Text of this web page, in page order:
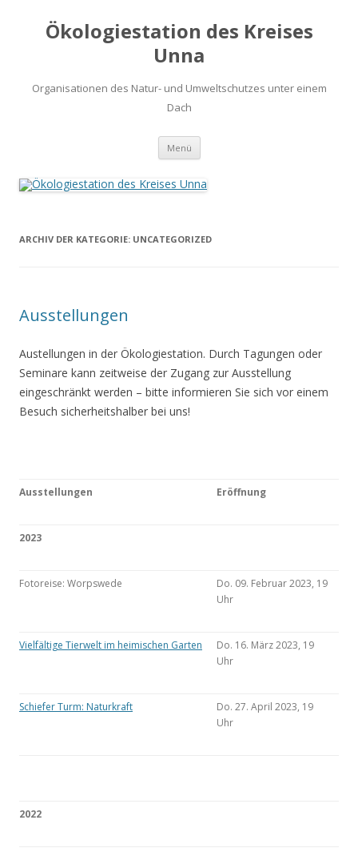
Ökologiestation des Kreises
Unna
Organisationen des Natur- und Umweltschutzes unter einem
Dach
Menü Zum
springen
ARCHIV DER KATEGORIE: UNCATEGORIZED
Ausstellungen
Austellungen in der Ökologiestation. Durch Tagungen oder
Seminare kann zeitweise der Zugang zur Ausstellung
eingeschränkt werden – bitte informieren Sie sich vor einem
Besuch sicherheitshalber bei uns!
Ausstellungen Eröffnung
2023
Fotoreise: Worpswede
Do. 09. Februar 2023, 19
Uhr
Vielfältige Tierwelt im heimischen Garten
Do. 16. März 2023, 19
Uhr
Schiefer Turm: Naturkraft
Do. 27. April 2023, 19
Uhr
2022